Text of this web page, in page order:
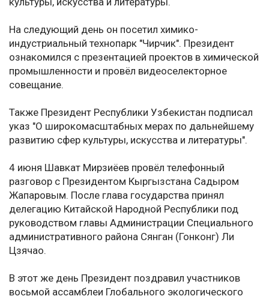
На следующий день он посетил химико-
индустриальный технопарк "Чирчик". Президент
ознакомился с презентацией проектов в химической
промышленности и провёл видеоселекторное
совещание.
Также Президент Республики Узбекистан подписал
указ "О широкомасштабных мерах по дальнейшему
развитию сфер культуры, искусства и литературы".
4 июня Шавкат Мирзиёев провёл телефонный
разговор с Президентом Кыргызстана Садыром
Жапаровым. После глава государства принял
делегацию Китайской Народной Республики под
руководством главы Администрации Специального
административного района Сянган (Гонконг) Ли
Цзячао.
В этот же день Президент поздравил участников
восьмой ассамблеи Глобального экологического